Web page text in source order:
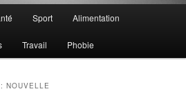
Sport Alimentation
Travail Phobie
:NOUVELLE